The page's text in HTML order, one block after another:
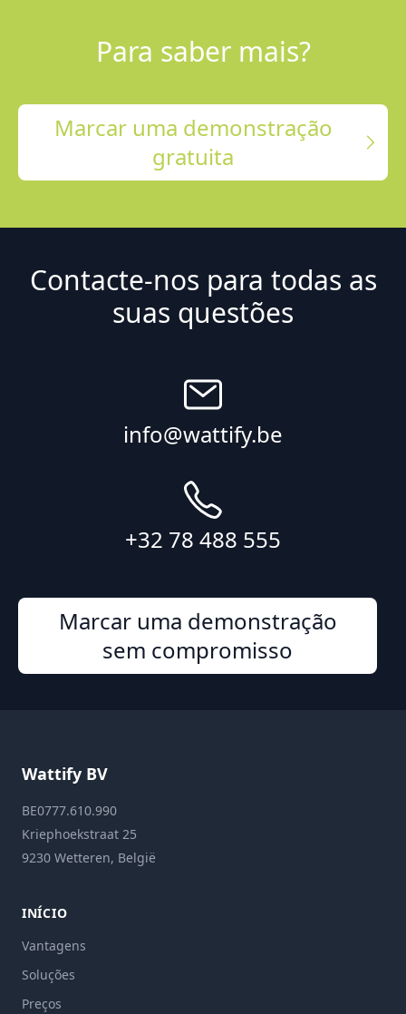
Para saber mais?
Marcar uma demonstração
gratuita
Contacte-nos para todas as
suas questões
info@wattify.be
+32 78 488 555
Marcar uma demonstração
sem compromisso
Wattify BV
BE0777.610.990
Kriephoekstraat 25
9230 Wetteren, België
INÍCIO
Vantagens
Soluções
Preços